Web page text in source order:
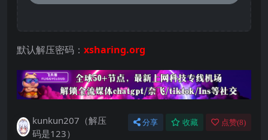
默认解压密码： xsharing.org
kunkun207（解压
码是123）
分享 收藏 点赞(8)